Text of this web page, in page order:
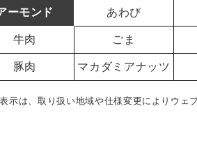
ーモンド あわび
牛肉 ごま
豚肉 マカダミアナッツ
示は、取り扱い地域や仕様変更によりウェ